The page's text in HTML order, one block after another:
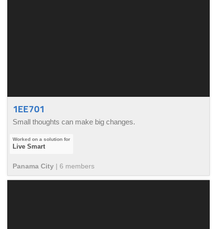
1EE701
Small thoughts can make big changes.
Live Smart
Panama City | 6 members